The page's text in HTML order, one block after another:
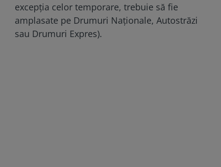
excepția celor temporare, trebuie să fie
amplasate pe Drumuri Naționale, Autostrăzi
sau Drumuri Expres).